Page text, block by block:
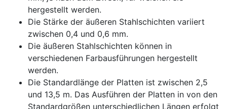
hergestellt werden.
Die Stärke der äußeren Stahlschichten variiert
zwischen 0,4 und 0,6 mm.
Die äußeren Stahlschichten können in
verschiedenen Farbausführungen hergestellt
werden.
Die Standardlänge der Platten ist zwischen 2,5
und 13,5 m. Das Ausführen der Platten in von den
Standardgrößen unterschiedlichen Längen erfolgt